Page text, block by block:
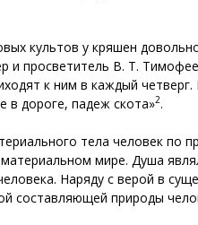
культов у кряшен
и просветитель В. Т.
к ним в каждый
в дороге, падеж скота»2.
тела человек по
мире. Душа
Наряду с верой в
составляющей природы